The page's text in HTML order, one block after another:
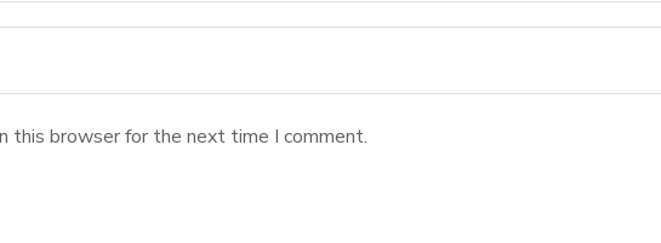
this browser for the next time I comment.